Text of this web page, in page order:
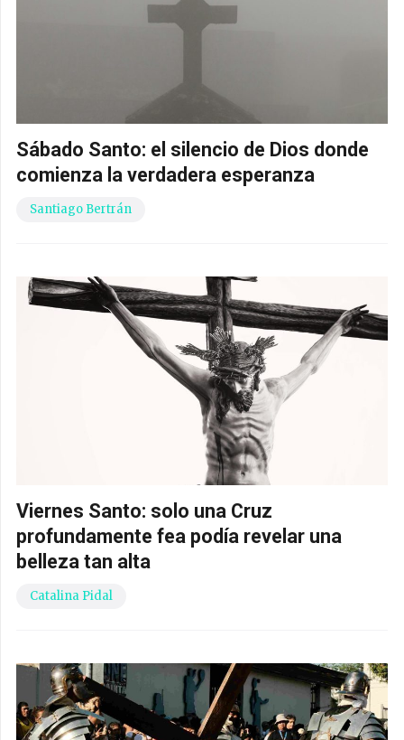
Sábado Santo: el silencio de Dios donde
comienza la verdadera esperanza
Santiago Bertrán
Viernes Santo: solo una Cruz
profundamente fea podía revelar una
belleza tan alta
Catalina Pidal